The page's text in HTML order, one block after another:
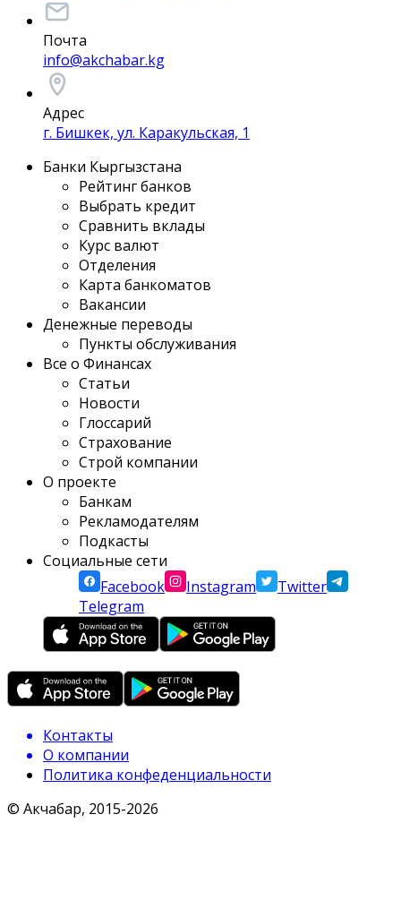
Почта
info@akchabar.kg
Адрес
г. Бишкек, ул. Каракульская, 1
Банки Кыргызстана
Рейтинг банков
Выбрать кредит
Сравнить вклады
Курс валют
Отделения
Карта банкоматов
Вакансии
Денежные переводы
Пункты обслуживания
Все о Финансах
Статьи
Новости
Глоссарий
Страхование
Строй компании
О проекте
Банкам
Рекламодателям
Подкасты
Социальные сети
Facebook
Instagram
Twitter
Telegram
Контакты
О компании
Политика конфеденциальности
© Акчабар, 2015-2026